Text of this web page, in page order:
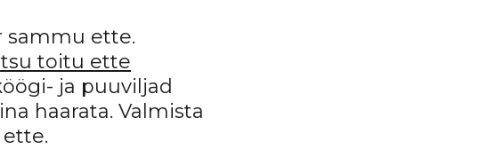
sammu ette.
toitu ette
ja puuviljad
haarata. Valmista